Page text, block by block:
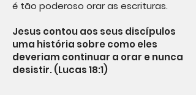
é tão poderoso orar as escrituras.
Jesus contou aos seus discípulos
uma história sobre como eles
deveriam continuar a orar e nunca
desistir. (Lucas 18:1)